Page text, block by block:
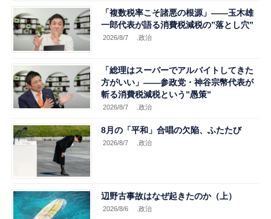
「複数税率こそ諸悪の根源」――玉木雄
一郎代表が語る消費税減税の”落とし穴”
2026/8/7 .政治
「総理はスーパーでアルバイトしてきた
方がいい」――参政党・神谷宗幣代表が
斬る消費税減税という”愚策”
2026/8/7 .政治
8月の「平和」合唱の欠陥、ふたたび
2026/8/7 .政治
辺野古事故はなぜ起きたのか（上）
2026/8/6 .政治